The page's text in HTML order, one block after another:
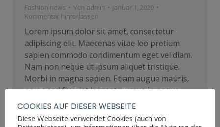
Fashion news Von admin
Januar 1, 2020
Kommentar hinterlassen
Lorem ipsum dolor sit amet, consectetur
adipiscing elit. Maecenas vitae leo pretium
sapien commodo condimentum eget vel diam.
Nam non neque ut ipsum aliquet tristique.
Morbi in magna sapien. Etiam augue mauris,
porta sed feugiat laoreet, cursus in neque.
Cum sociis natoque penatibus et magnis dis
parturient montes, nascetur ridiculus mus.
COOKIES AUF DIESER WEBSEITE
Diese Webseite verwendet Cookies (auch von